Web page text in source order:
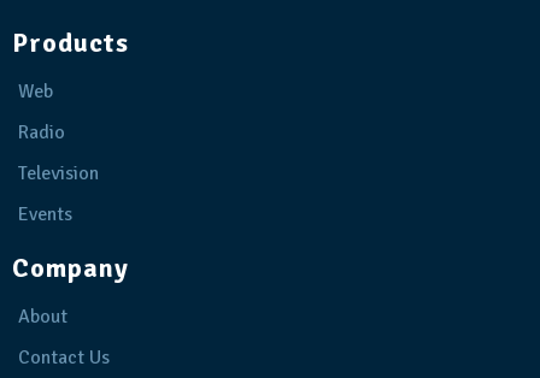
Products
Web
Radio
Television
Events
Company
About
Contact Us